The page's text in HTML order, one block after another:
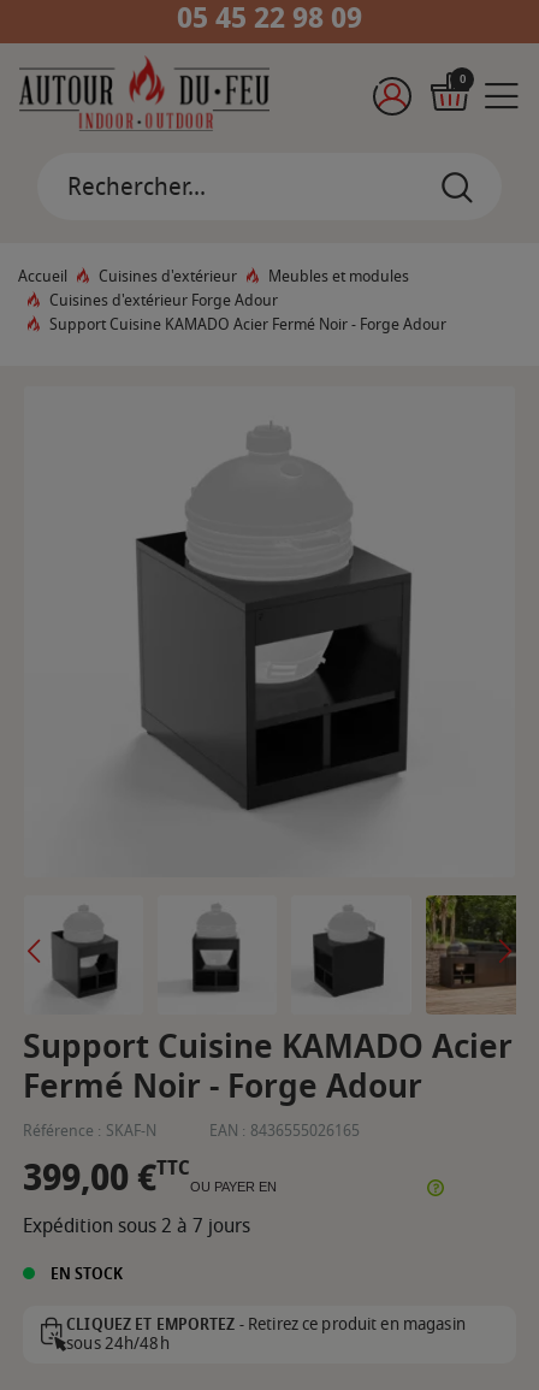
05 45 22 98 09
0
Accueil Cuisines d'extérieur
Meubles et modules
Cuisines d'extérieur Forge Adour
Support Cuisine KAMADO Acier Fermé Noir - Forge Adour
Support Cuisine KAMADO Acier
Fermé Noir - Forge Adour
Référence : SKAF-N EAN : 8436555026165
399,00 €TTC
OU PAYER EN
Expédition sous 2 à 7 jours
EN STOCK
CLIQUEZ ET EMPORTEZ -Retirez ce produit en magasin
sous 24h/48h